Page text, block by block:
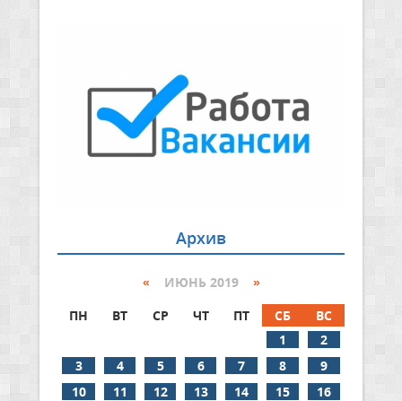
Архив
« ИЮНЬ 2019 »
ПН
ВТ СР ЧТ ПТ СБ
ВС
1
2
3
4 5 6 7 8
9
10
11 12 13 14 15
16